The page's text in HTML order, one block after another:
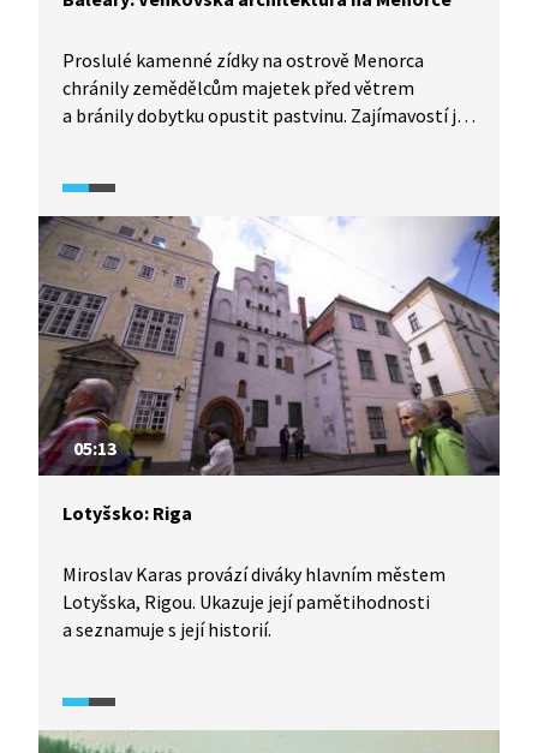
Proslulé kamenné zídky na ostrově Menorca
chránily zemědělcům majetek před větrem
a bránily dobytku opustit pastvinu. Zajímavostí je,
kámen a dřevo na Menorce dříve jedinými
stavebními materiály, byla takto postavena
i obydlí s typicky bílou barvou. Na konci videa
navštívíme jeden z bývalých kamenolomů, který
dnes slouží jako turistická atrakce.
05:13
Lotyšsko: Riga
Miroslav Karas provází diváky hlavním městem
Lotyšska, Rigou. Ukazuje její pamětihodnosti
a seznamuje s její historií.